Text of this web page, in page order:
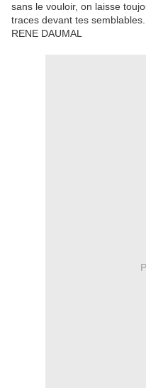
sans le vouloir, on laisse
traces devant tes semblables.
RENE DAUMAL